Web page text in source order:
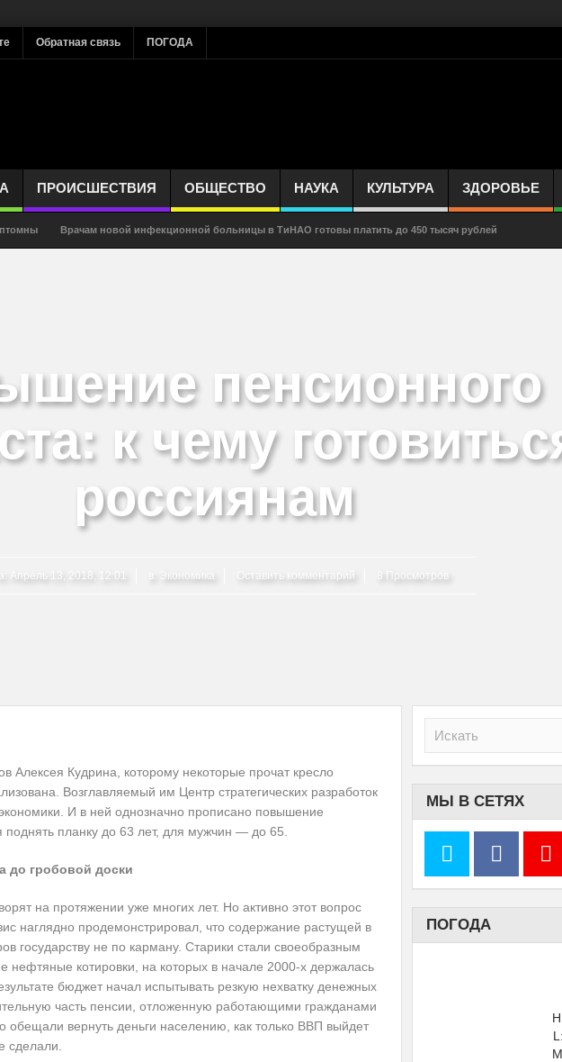
Обратная связь ПОГОДА
ПРОИСШЕСТВИЯ ОБЩЕСТВО НАУКА КУЛЬТУРА ЗДОРОВЬЕ
Врачам новой инфекционной больницы в ТиНАО готовы платить до 450 тысяч рублей
пенсионного
к чему
россиянам
Апрель 13, 2018, 12:01 в: Экономика Оставить комментарий 8 Просмотров
Кудрина, которому некоторые прочат кресло
Возглавляемый им Центр стратегических разработок
И в ней однозначно прописано повышение
планку до 63 лет, для мужчин — до 65.
до гробовой доски
на протяжении уже многих лет. Но активно этот вопрос
наглядно продемонстрировал, что содержание растущей в
государству не по карману. Старики стали своеобразным
котировки, на которых в начале 2000-х держалась
бюджет начал испытывать резкую нехватку денежных
часть пенсии, отложенную работающими гражданами
обещали вернуть деньги населению, как только ВВП выйдет
сделали.
МЫ В СЕТЯХ
ПОГОДА